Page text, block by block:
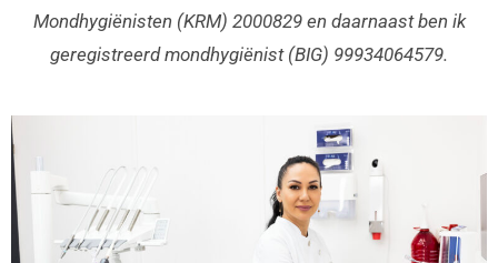
Mondhygiënisten (KRM) 2000829 en daarnaast ben ik
geregistreerd mondhygiënist (BIG) 99934064579.